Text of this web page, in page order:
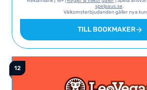
spelpaus.se.
Välkomsterbjudanden gäller nya
TILL BOOKMAKER